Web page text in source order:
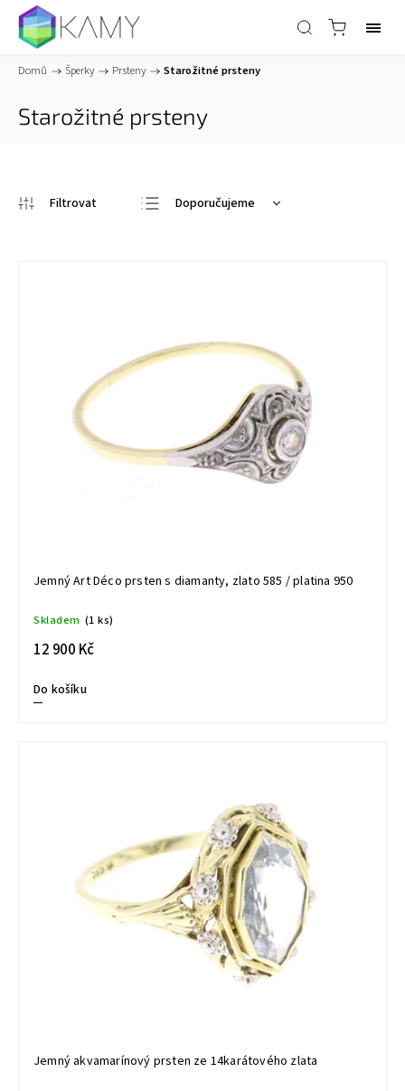
Domů / Šperky / Prsteny / Starožitné prsteny
Starožitné prsteny
Doporučujeme
Jemný Art Déco prsten s diamanty, zlato 585 / platina 950
Skladem (1 ks)
12 900 Kč
Do košíku
Jemný akvamarínový prsten ze 14karátového zlata